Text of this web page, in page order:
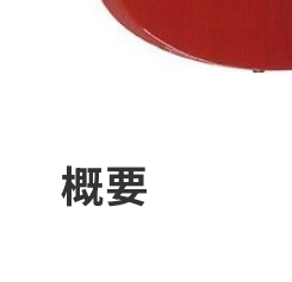
概要